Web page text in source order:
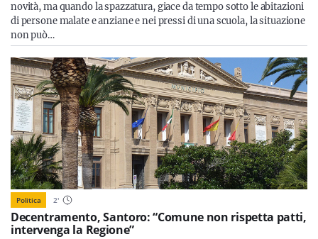
novità, ma quando la spazzatura, giace da tempo sotto le abitazioni
di persone malate e anziane e nei pressi di una scuola, la situazione
non può…
Politica 2'
Decentramento, Santoro: “Comune non rispetta patti,
intervenga la Regione”